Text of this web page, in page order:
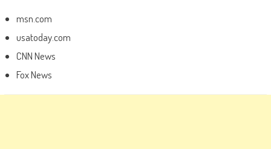
msn.com
usatoday.com
CNN News
Fox News